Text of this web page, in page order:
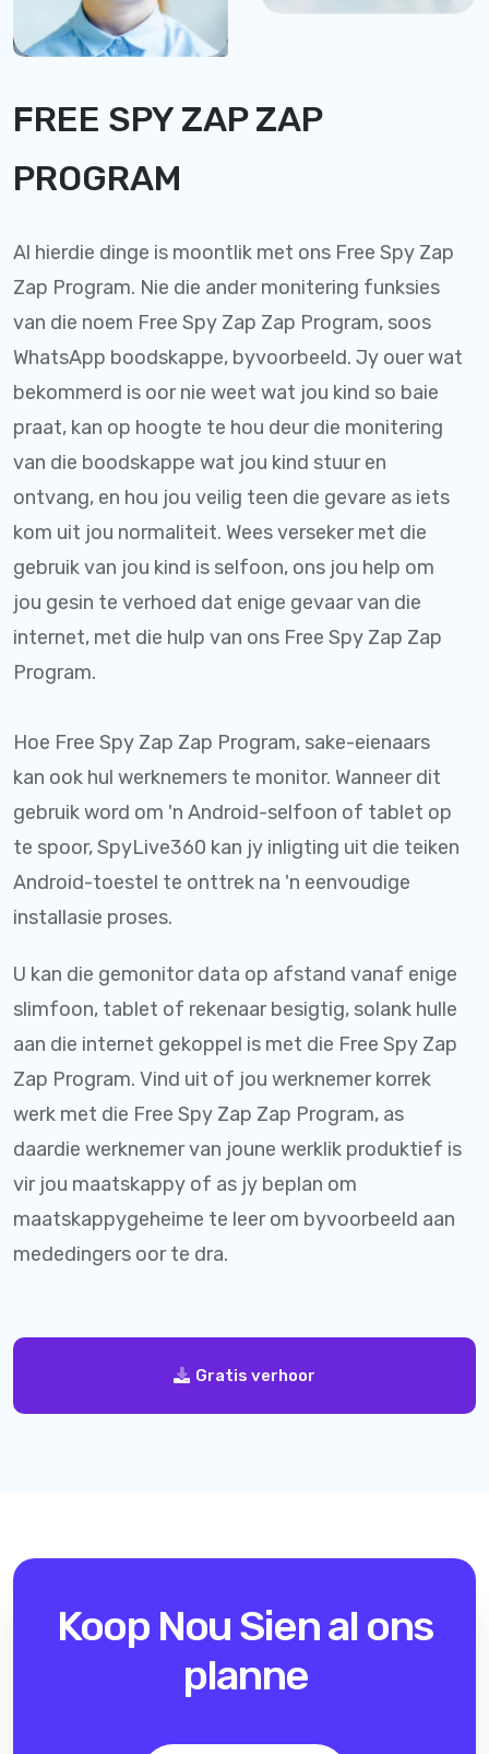
FREE SPY ZAP ZAP
PROGRAM
Al hierdie dinge is moontlik met ons Free Spy Zap
Zap Program. Nie die ander monitering funksies
van die noem Free Spy Zap Zap Program, soos
WhatsApp boodskappe, byvoorbeeld. Jy ouer wat
bekommerd is oor nie weet wat jou kind so baie
praat, kan op hoogte te hou deur die monitering
van die boodskappe wat jou kind stuur en
ontvang, en hou jou veilig teen die gevare as iets
kom uit jou normaliteit. Wees verseker met die
gebruik van jou kind is selfoon, ons jou help om
jou gesin te verhoed dat enige gevaar van die
internet, met die hulp van ons Free Spy Zap Zap
Program.
Hoe Free Spy Zap Zap Program, sake-eienaars
kan ook hul werknemers te monitor. Wanneer dit
gebruik word om 'n Android-selfoon of tablet op
te spoor, SpyLive360 kan jy inligting uit die teiken
Android-toestel te onttrek na 'n eenvoudige
installasie proses.
U kan die gemonitor data op afstand vanaf enige
slimfoon, tablet of rekenaar besigtig, solank hulle
aan die internet gekoppel is met die Free Spy Zap
Zap Program. Vind uit of jou werknemer korrek
werk met die Free Spy Zap Zap Program, as
daardie werknemer van joune werklik produktief is
vir jou maatskappy of as jy beplan om
maatskappygeheime te leer om byvoorbeeld aan
mededingers oor te dra.
Gratis verhoor
Koop NouSien al ons
planne